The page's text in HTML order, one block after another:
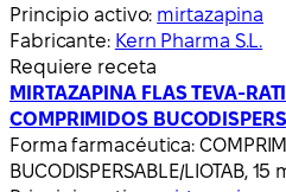
Principio activo: mirtazapina
Fabricante: Kern Pharma S.L.
Requiere receta
MIRTAZAPINA FLAS TEVA-
COMPRIMIDOS
Forma farmacéutica:
BUCODISPERSABLE/LIOTAB, 15